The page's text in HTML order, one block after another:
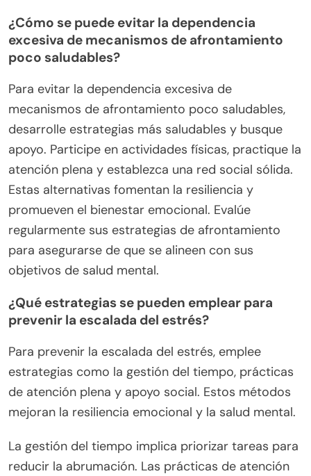
¿Cómo se puede evitar la dependencia
excesiva de mecanismos de afrontamiento
poco saludables?
Para evitar la dependencia excesiva de
mecanismos de afrontamiento poco saludables,
desarrolle estrategias más saludables y busque
apoyo. Participe en actividades físicas, practique la
atención plena y establezca una red social sólida.
Estas alternativas fomentan la resiliencia y
promueven el bienestar emocional. Evalúe
regularmente sus estrategias de afrontamiento
para asegurarse de que se alineen con sus
objetivos de salud mental.
¿Qué estrategias se pueden emplear para
prevenir la escalada del estrés?
Para prevenir la escalada del estrés, emplee
estrategias como la gestión del tiempo, prácticas
de atención plena y apoyo social. Estos métodos
mejoran la resiliencia emocional y la salud mental.
La gestión del tiempo implica priorizar tareas para
reducir la abrumación. Las prácticas de atención